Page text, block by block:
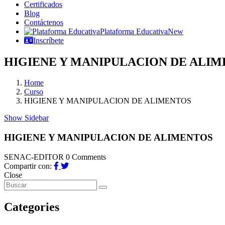
Certificados
Blog
Contáctenos
Plataforma EducativaNew
Inscríbete
HIGIENE Y MANIPULACION DE
Home
Curso
HIGIENE Y MANIPULACION DE ALIMENTOS
Show Sidebar
HIGIENE Y MANIPULACION DE ALIMENTOS
SENAC-EDITOR 0 Comments
Compartir con:
Close
Categories